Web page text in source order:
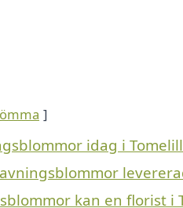
idag i
kan en florist i